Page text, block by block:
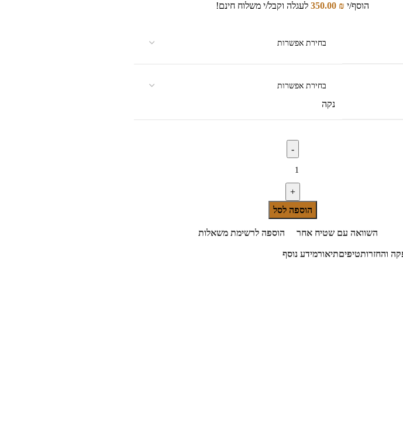
הוסף/י 350.00 ₪ לעגלה וקבל/י משלוח חינם!
נקה
הוספה לסל
השוואה עם שטיח אחר הוספה לרשימת משאלות
והחזרותטיפיםתיאורמידע נוסף